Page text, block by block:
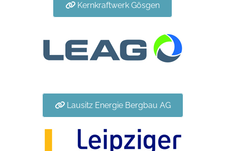
Kernkraftwerk Gösgen
Lausitz Energie Bergbau AG